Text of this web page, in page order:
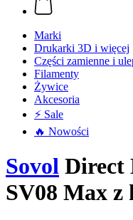
Marki
Drukarki 3D i więcej
Części zamienne i
Filamenty
Żywice
Akcesoria
⚡ Sale
🔥 Nowości
Sovol Direct
SV08 Max z